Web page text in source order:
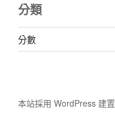
分類
分數
本站採用 WordPress 建置